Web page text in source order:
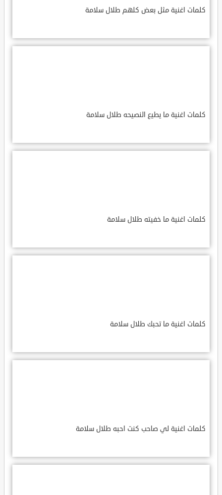
كلمات اغنية مثل بعض كلهم طلال سلامة
كلمات اغنية ما يطيع النصيحه طلال سلامة
كلمات اغنية ما خفيته طلال سلامة
كلمات اغنية ما تحبك طلال سلامة
كلمات اغنية لي صاحب كنت احبه طلال سلامة